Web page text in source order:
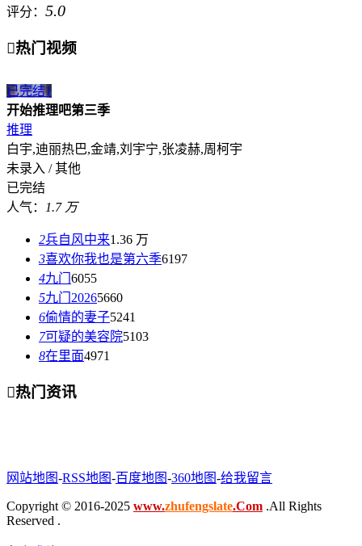
评分： 5.0
热门视频
已完结1
开始推理吧第三季
推理
白宇,迪丽热巴,金靖,刘宇宁,张凌赫,周柯宇
未录入 / 其他
已完结
人气：
1.7 万
2兵自风中来1.36 万
3喜欢你我也是第六季6197
4九门 6055
5九门20265660
6偷情的妻子5241
7可疑的美容院5103
8在里面4971
热门资讯
网站地图-RSS地图-百度地图-360地图-给我留言
Copyright © 2016-2025 www.zhufengslate.Com .All Rights
Reserved .